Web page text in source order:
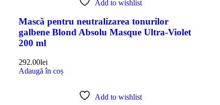
Add to wishlist
Mască pentru neutralizarea tonurilor
galbene Blond Absolu Masque Ultra-Violet
200 ml
292.00lei
Adaugă în coș
Add to wishlist